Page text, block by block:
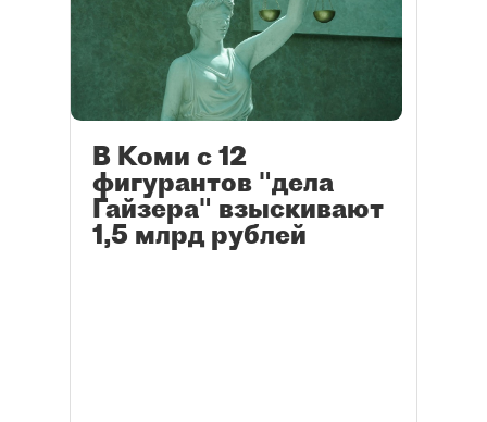
В Коми с 12
фигурантов "дела
Гайзера" взыскивают
1,5 млрд рублей